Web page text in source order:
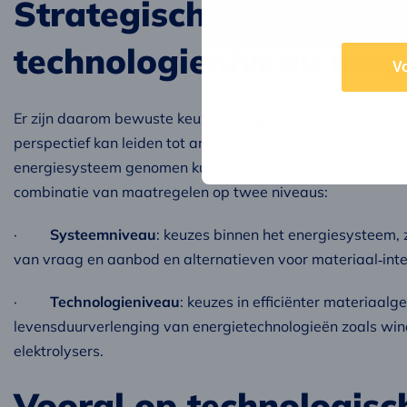
Strategische keuzes
technologieniveau
Er zijn daarom bewuste keuzes nodig in het gebruik van
perspectief kan leiden tot andere keuzes. Dit onderzoek
energiesysteem genomen kunnen worden. Om dit te
combinatie van maatregelen op twee niveaus:
· Systeemniveau: keuzes binnen het
van vraag en aanbod en alternatieven voor
· Technologieniveau: keuzes in efficiënter
levensduurverlenging van energietechnologieën zoals
elektrolysers.